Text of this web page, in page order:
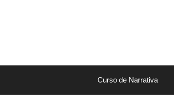
Curso de Narrativa